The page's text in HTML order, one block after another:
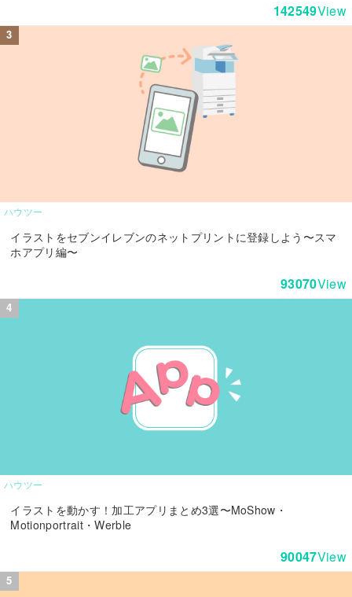
142549View
ハウツー
イラストをセブンイレブンのネットプリントに登録しよう〜スマ
ホアプリ編〜
93070View
ハウツー
イラストを動かす！加工アプリまとめ3選〜MoShow・
Motionportrait・Werble
90047View